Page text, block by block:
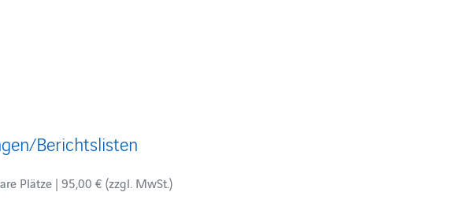
Berichtslisten
Plätze | 95,00 € (zzgl. MwSt.)